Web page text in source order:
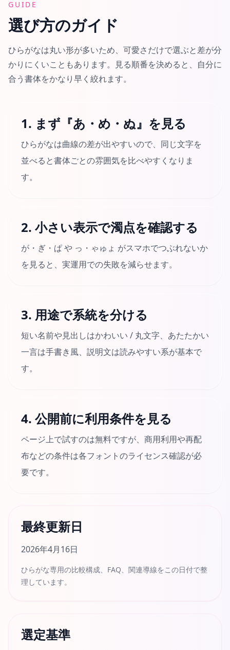
GUIDE
選び方のガイド
ひらがなは丸い形が多いため、可愛さだけで選ぶと差が分
かりにくいこともあります。見る順番を決めると、自分に
合う書体をかなり早く絞れます。
1. まず『あ・め・ぬ』を見る
ひらがなは曲線の差が出やすいので、同じ文字を
並べると書体ごとの雰囲気を比べやすくなりま
す。
2. 小さい表示で濁点を確認する
が・ぎ・ぱ や っ・ゃゅょ がスマホでつぶれないか
を見ると、実運用での失敗を減らせます。
3. 用途で系統を分ける
短い名前や見出しはかわいい / 丸文字、あたたかい
一言は手書き風、説明文は読みやすい系が基本で
す。
4. 公開前に利用条件を見る
ページ上で試すのは無料ですが、商用利用や再配
布などの条件は各フォントのライセンス確認が必
要です。
最終更新日
2026年4月16日
ひらがな専用の比較構成、FAQ、関連導線をこの日付で整
理しています。
選定基準